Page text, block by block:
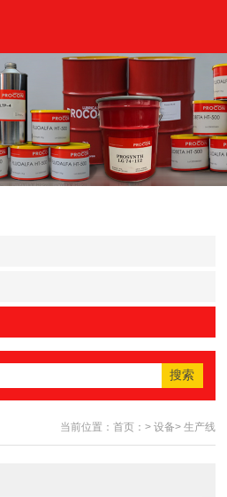
当前位置： 首页： > 设备> 生产线